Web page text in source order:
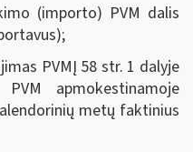
(importo) PVM dalis
PVMĮ 58 str. 1 dalyje
apmokestinamoje
metų faktinius